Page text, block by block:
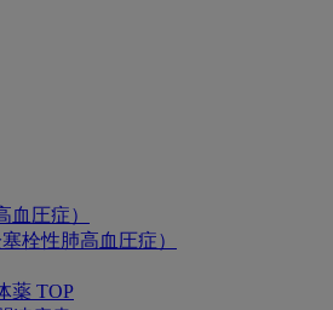
血圧症）
栓性肺高血圧症）
薬 TOP